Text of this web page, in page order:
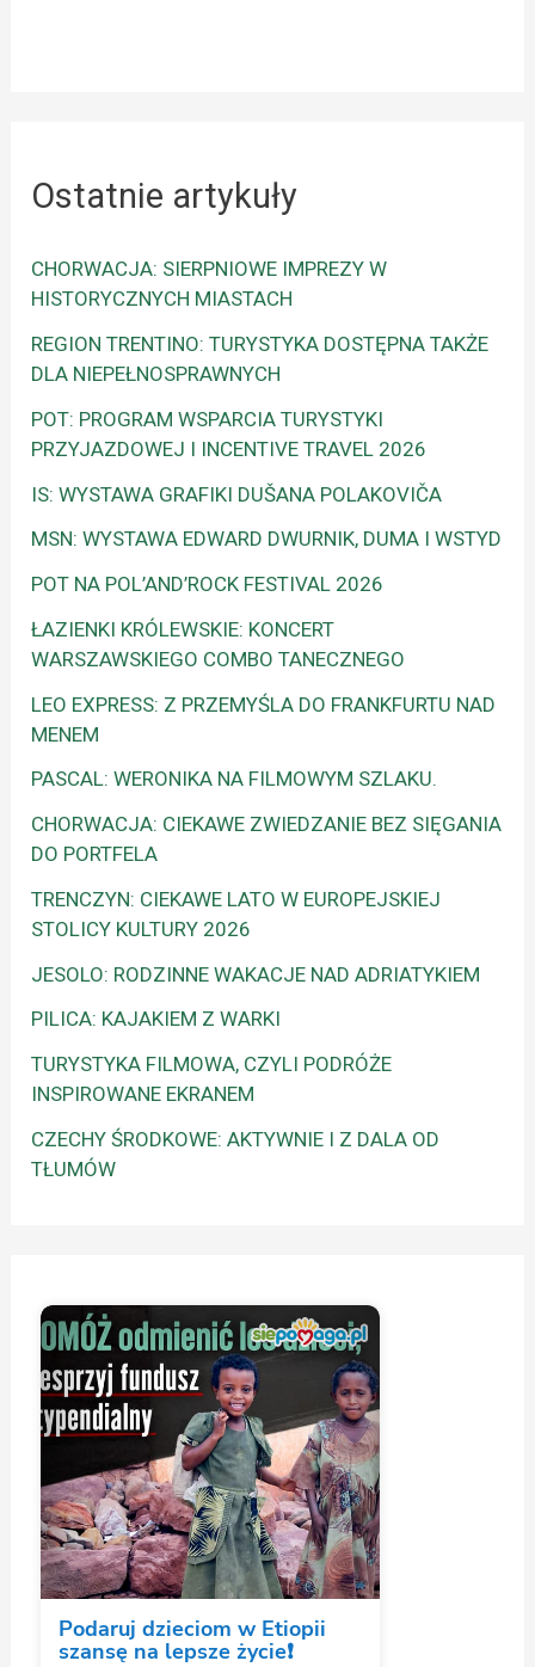
Ostatnie artykuły
CHORWACJA: SIERPNIOWE IMPREZY W
HISTORYCZNYCH MIASTACH
REGION TRENTINO: TURYSTYKA DOSTĘPNA TAKŻE
DLA NIEPEŁNOSPRAWNYCH
POT: PROGRAM WSPARCIA TURYSTYKI
PRZYJAZDOWEJ I INCENTIVE TRAVEL 2026
IS: WYSTAWA GRAFIKI DUŠANA POLAKOVIČA
MSN: WYSTAWA EDWARD DWURNIK, DUMA I WSTYD
POT NA POL’AND’ROCK FESTIVAL 2026
ŁAZIENKI KRÓLEWSKIE: KONCERT
WARSZAWSKIEGO COMBO TANECZNEGO
LEO EXPRESS: Z PRZEMYŚLA DO FRANKFURTU NAD
MENEM
PASCAL: WERONIKA NA FILMOWYM SZLAKU.
CHORWACJA: CIEKAWE ZWIEDZANIE BEZ SIĘGANIA
DO PORTFELA
TRENCZYN: CIEKAWE LATO W EUROPEJSKIEJ
STOLICY KULTURY 2026
JESOLO: RODZINNE WAKACJE NAD ADRIATYKIEM
PILICA: KAJAKIEM Z WARKI
TURYSTYKA FILMOWA, CZYLI PODRÓŻE
INSPIROWANE EKRANEM
CZECHY ŚRODKOWE: AKTYWNIE I Z DALA OD
TŁUMÓW